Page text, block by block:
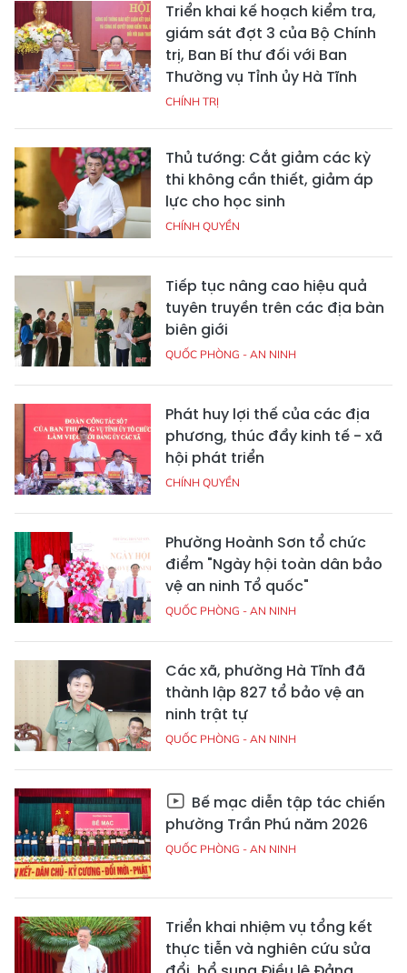
Triển khai kế hoạch kiểm tra,
giám sát đợt 3 của Bộ Chính
trị, Ban Bí thư đối với Ban
Thường vụ Tỉnh ủy Hà Tĩnh
CHÍNH TRỊ
Thủ tướng: Cắt giảm các kỳ
thi không cần thiết, giảm áp
lực cho học sinh
CHÍNH QUYỀN
Tiếp tục nâng cao hiệu quả
tuyên truyền trên các địa bàn
biên giới
QUỐC PHÒNG - AN NINH
Phát huy lợi thế của các địa
phương, thúc đẩy kinh tế - xã
hội phát triển
CHÍNH QUYỀN
Phường Hoành Sơn tổ chức
điểm "Ngày hội toàn dân bảo
vệ an ninh Tổ quốc"
QUỐC PHÒNG - AN NINH
Các xã, phường Hà Tĩnh đã
thành lập 827 tổ bảo vệ an
ninh trật tự
QUỐC PHÒNG - AN NINH
Bế mạc diễn tập tác chiến
phường Trần Phú năm 2026
QUỐC PHÒNG - AN NINH
Triển khai nhiệm vụ tổng kết
thực tiễn và nghiên cứu sửa